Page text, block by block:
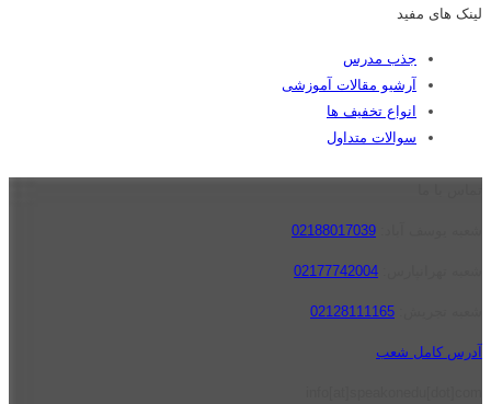
لینک های مفید
جذب مدرس
آرشیو مقالات آموزشی
انواع تخفیف ها
سوالات متداول
02188017039
02177742004
02128111165
آدرس کامل شعب